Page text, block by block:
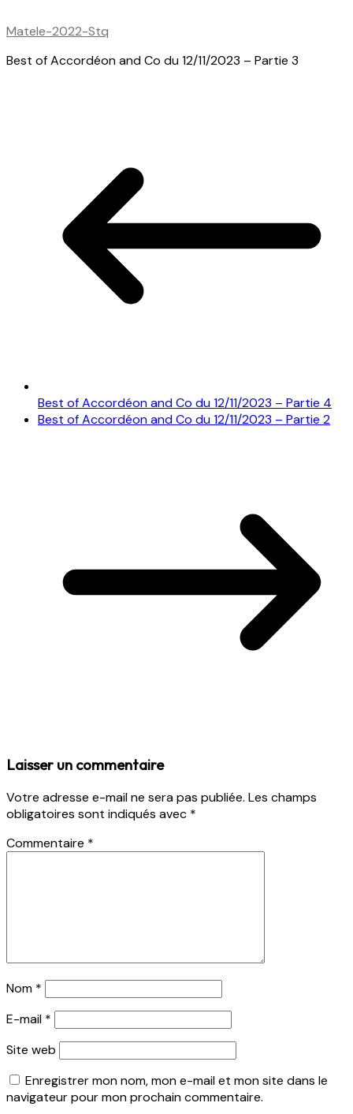
Matele-2022-Stq
Best of Accordéon and Co du 12/11/2023 – Partie 3
Best of Accordéon and Co du 12/11/2023 – Partie 4
Best of Accordéon and Co du 12/11/2023 – Partie 2
Laisser un commentaire
Votre adresse e-mail ne sera pas publiée. Les champs
obligatoires sont indiqués avec *
Commentaire *
Nom *
E-mail *
Site web
Enregistrer mon nom, mon e-mail et mon site dans le
navigateur pour mon prochain commentaire.